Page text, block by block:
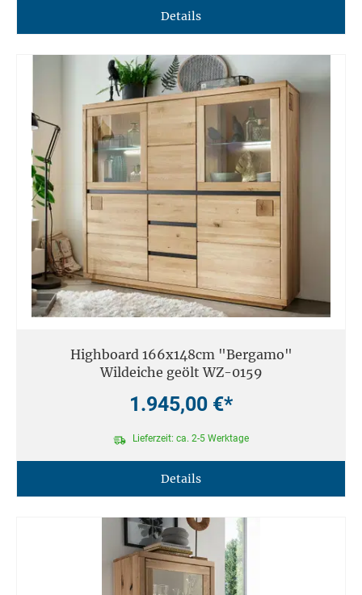
Details
Highboard 166x148cm "Bergamo"
Wildeiche geölt WZ-0159
1.945,00 €*
Lieferzeit: ca. 2-5 Werktage
Details